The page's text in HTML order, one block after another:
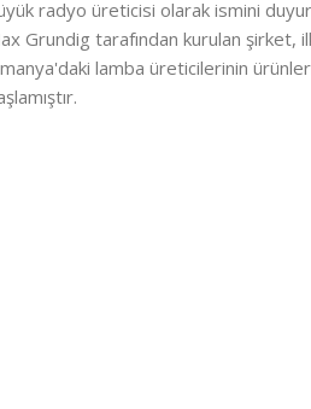
radyo üreticisi olarak ismini
Grundig tarafından kurulan şirket,
lamba üreticilerinin